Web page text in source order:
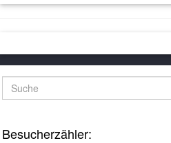
Suche
Besucherzähler: